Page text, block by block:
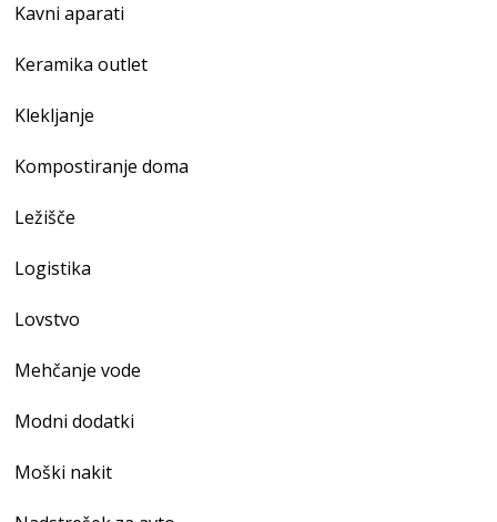
Kavni aparati
Keramika outlet
Klekljanje
Kompostiranje doma
Ležišče
Logistika
Lovstvo
Mehčanje vode
Modni dodatki
Moški nakit